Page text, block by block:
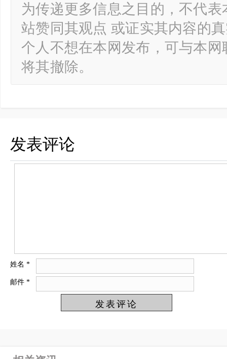
为传递更多信息之目的，不代
站赞同其观点 或证实其内容的
个人不想在本网发布，可与本
将其撤除。
发表评论
姓名 *
邮件 *